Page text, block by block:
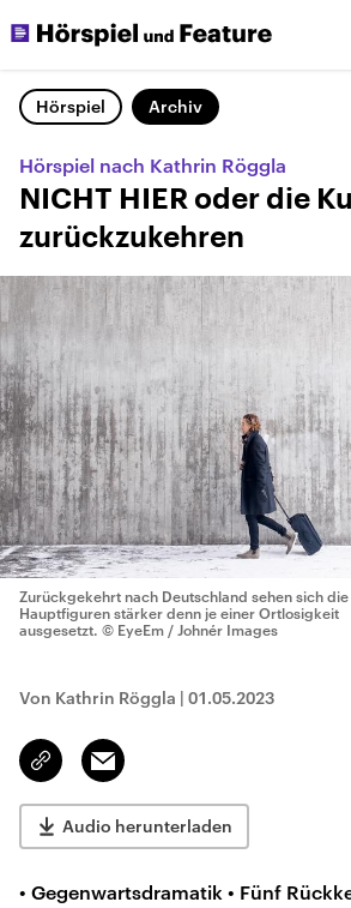
Hörspiel Archiv
Hörspiel nach Kathrin Röggla
NICHT HIER oder die
zurückzukehren
Zurückgekehrt nach Deutschland sehen sich die
Hauptfiguren stärker denn je einer Ortlosigkeit
ausgesetzt. © EyeEm / Johnér Images
Von Kathrin Röggla | 01.05.2023
Link
kopieren/teilen
Email
Audio herunterladen
• Gegenwartsdramatik • Fünf